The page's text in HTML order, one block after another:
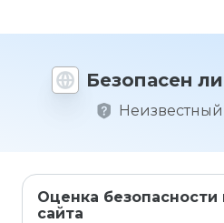
Безопасен
Неизвестный
Оценка безопасности
сайта
этот
1 до 5?